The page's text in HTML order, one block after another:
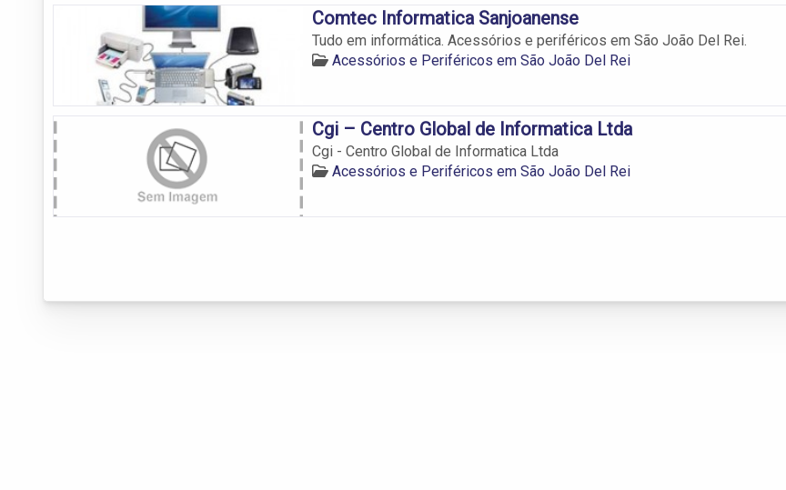
Comtec Informatica Sanjoanense
Tudo em informática. Acessórios e periféricos em São João Del Rei.
Acessórios e Periféricos em São João Del Rei
Cgi – Centro Global de Informatica Ltda
Cgi - Centro Global de Informatica Ltda
Acessórios e Periféricos em São João Del Rei